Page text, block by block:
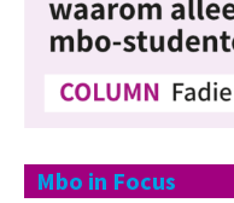
Mbo in Focus